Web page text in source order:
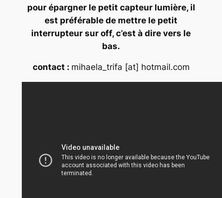
pour épargner le petit capteur lumière, il
est préférable de mettre le petit
interrupteur sur off, c’est à dire vers le
bas.
contact : mihaela_trifa [at] hotmail.com